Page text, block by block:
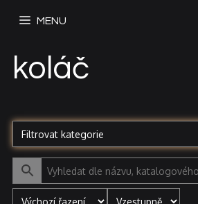
MENU
koláč